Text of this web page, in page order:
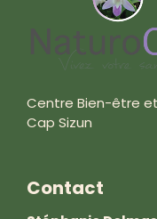
Centre Bien-être
Cap Sizun
Contact